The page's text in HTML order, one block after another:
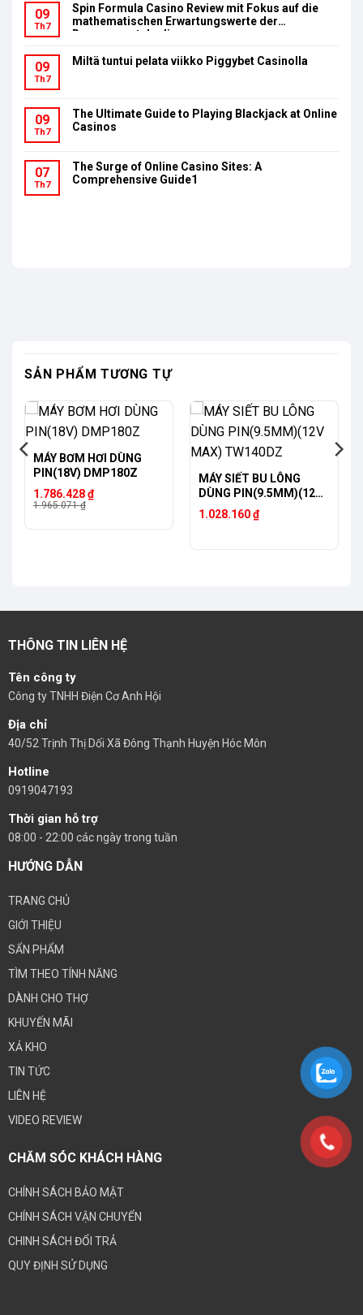
09
Th7
Spin Formula Casino Review mit Fokus auf die
mathematischen Erwartungswerte der
Bonusumsatzbedingungen
09
Th7
Miltä tuntui pelata viikko Piggybet Casinolla
09
Th7
The Ultimate Guide to Playing Blackjack at Online
Casinos
07
Th7
The Surge of Online Casino Sites: A
Comprehensive Guide1
SẢN PHẨM TƯƠNG TỰ
-9%
MÁY BƠM HƠI DÙNG
PIN(18V) DMP180Z
1.965.071₫
Giá
gốc
1.786.428₫
Giá
hiện
MÁY SIẾT BU LÔNG
DÙNG PIN(9.5MM)(12V
MAX) TW140DZ
1.028.160₫
THÔNG TIN LIÊN HỆ
Tên công ty
Công ty TNHH Điện Cơ Anh Hội
Địa chỉ
40/52 Trịnh Thị Dối Xã Đông Thạnh Huyện Hóc Môn
Hotline
0919047193
Thời gian hỗ trợ
08:00 - 22:00 các ngày trong tuần
HƯỚNG DẪN
TRANG CHỦ
GIỚI THIỆU
SẨN PHẨM
TÌM THEO TÍNH NĂNG
DÀNH CHO THỢ
KHUYẾN MÃI
XẢ KHO
TIN TỨC
LIÊN HỆ
VIDEO REVIEW
CHĂM SÓC KHÁCH HÀNG
CHÍNH SÁCH BẢO MẬT
CHÍNH SÁCH VẬN CHUYỂN
CHINH SÁCH ĐỔI TRẢ
QUY ĐỊNH SỬ DỤNG